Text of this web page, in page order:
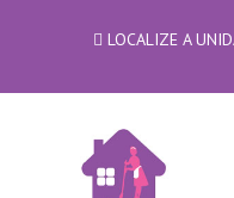
LOCALIZE A